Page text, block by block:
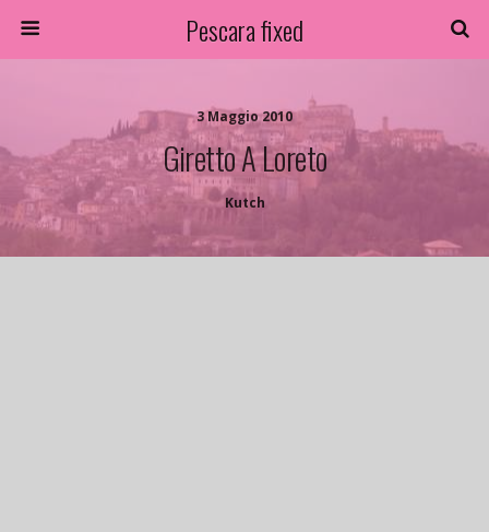
Pescara fixed
3 Maggio 2010
Giretto A Loreto
Kutch